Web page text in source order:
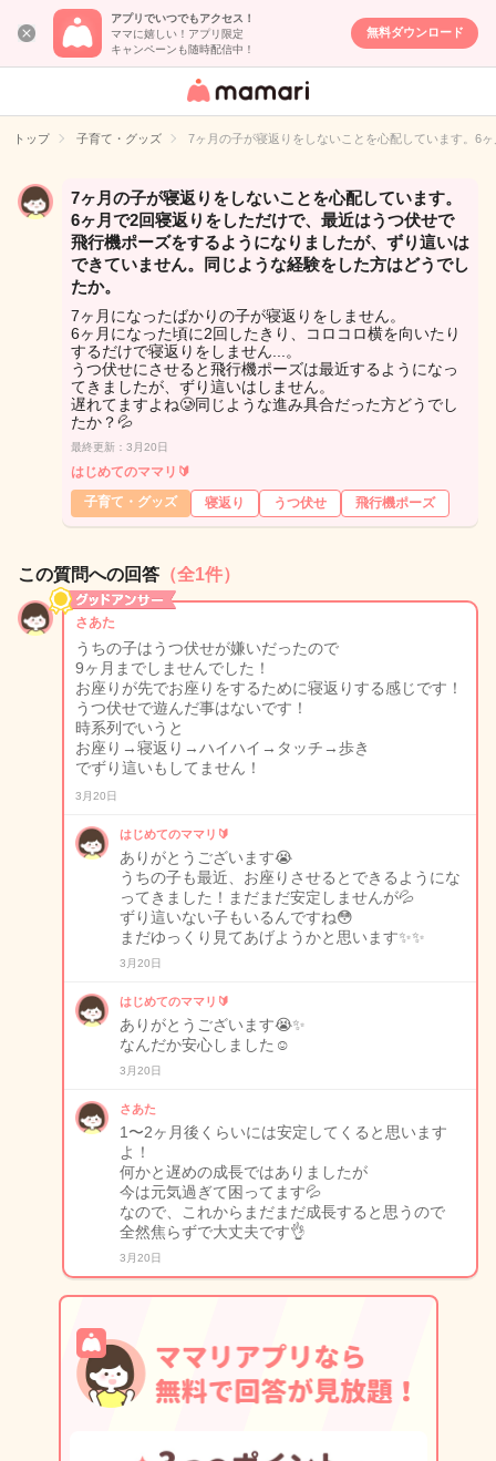
アプリでいつでもアクセス！
ママに嬉しい！アプリ限定
キャンペーンも随時配信中！
無料ダウンロード
女性専用匿名QA
イト
トップ 子育て・グッズ 7ヶ月の子が寝返りをしないことを心配しています。6
7ヶ月の子が寝返りをしないことを心配しています。
6ヶ月で2回寝返りをしただけで、最近はうつ伏せで
飛行機ポーズをするようになりましたが、ずり這いは
できていません。同じような経験をした方はどうでし
たか。
7ヶ月になったばかりの子が寝返りをしません。
6ヶ月になった頃に2回したきり、コロコロ横を向いたり
するだけで寝返りをしません...。
うつ伏せにさせると飛行機ポーズは最近するようになっ
てきましたが、ずり這いはしません。
遅れてますよね🥲同じような進み具合だった方どうでし
たか？💦
最終更新：3月20日
はじめてのママリ🔰
子育て・グッズ
寝返り うつ伏せ 飛行機ポーズ
この質問への回答 （全1件）
さあた
うちの子はうつ伏せが嫌いだったので
9ヶ月までしませんでした！
お座りが先でお座りをするために寝返りする感じです！
うつ伏せで遊んだ事はないです！
時系列でいうと
お座り→寝返り→ハイハイ→タッチ→歩き
でずり這いもしてません！
3月20日
はじめてのママリ🔰
ありがとうございます😭
うちの子も最近、お座りさせるとできるようにな
ってきました！まだまだ安定しませんが💦
ずり這いない子もいるんですね😳
まだゆっくり見てあげようかと思います✨✨
3月20日
はじめてのママリ🔰
ありがとうございます😭✨
なんだか安心しました☺️
3月20日
さあた
1〜2ヶ月後くらいには安定してくると思います
よ！
何かと遅めの成長ではありましたが
今は元気過ぎて困ってます💦
なので、これからまだまだ成長すると思うので
全然焦らずで大丈夫です👌
3月20日